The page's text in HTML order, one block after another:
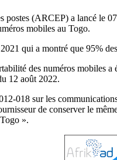
postes (ARCEP) a lancé le
mobiles au Togo.
qui a montré que 95%
des numéros
12 août 2022.
018 sur les
de conserver le
».